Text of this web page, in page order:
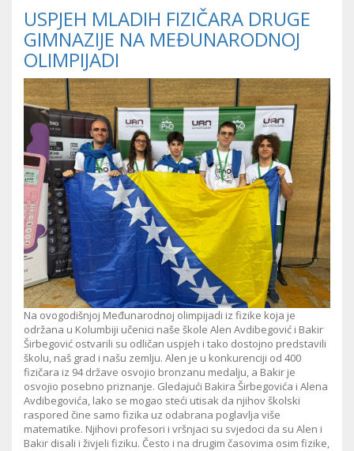
USPJEH MLADIH FIZIČARA DRUGE
GIMNAZIJE NA MEĐUNARODNOJ
OLIMPIJADI
Na ovogodišnjoj Međunarodnoj olimpijadi iz fizike koja je
održana u Kolumbiji učenici naše škole Alen Avdibegović i Bakir
Širbegović ostvarili su odličan uspjeh i tako dostojno predstavili
školu, naš grad i našu zemlju. Alen je u konkurenciji od 400
fizičara iz 94 države osvojio bronzanu medalju, a Bakir je
osvojio posebno priznanje. Gledajući Bakira Širbegovića i Alena
Avdibegovića, lako se mogao steći utisak da njihov školski
raspored čine samo fizika uz odabrana poglavlja više
matematike. Njihovi profesori i vršnjaci su svjedoci da su Alen i
Bakir disali i živjeli fiziku. Često i na drugim časovima osim fizike,